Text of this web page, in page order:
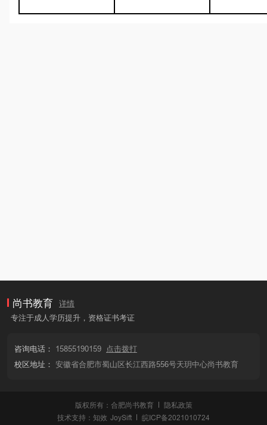
尚书教育
详情
专注于成人学历提升，资格证书考证
咨询电话： 15855190159
点击拨打
校区地址： 安徽省合肥市蜀山区长江西路556号天玥中心尚书教育
版权所有：合肥尚书教育
隐私政策
技术支持： 知效 JoySift 皖ICP备2021010724